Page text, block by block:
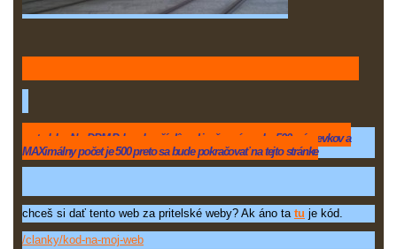
preto lebo Na: DPM-Prk sa končí dôvod je, že má v sebe 500 príspevkov a
MAXimálny počet je 500 preto sa bude pokračovať na tejto stránke
chceš si dať tento web za pritelské weby? Ak áno ta tu je kód.
/clanky/kod-na-moj-web